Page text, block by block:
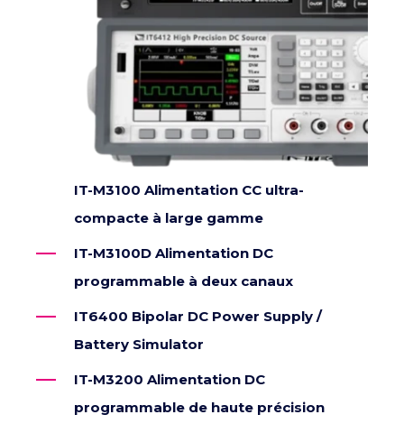
IT-M3100 Alimentation CC ultra-
compacte à large gamme
IT-M3100D Alimentation DC
programmable à deux canaux
IT6400 Bipolar DC Power Supply /
Battery Simulator
IT-M3200 Alimentation DC
programmable de haute précision